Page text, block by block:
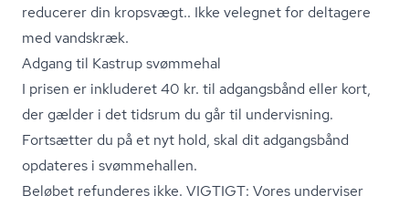
reducerer din kropsvægt.. Ikke velegnet for deltagere
med vandskræk.
Adgang til Kastrup svømmehal
I prisen er inkluderet 40 kr. til adgangsbånd eller kort,
der gælder i det tidsrum du går til undervisning.
Fortsætter du på et nyt hold, skal dit adgangsbånd
opdateres i svømmehallen.
Beløbet refunderes ikke. VIGTIGT: Vores underviser